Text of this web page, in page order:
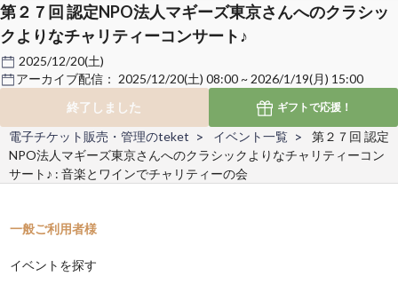
第２７回 認定NPO法人マギーズ東京さんへのクラシッ
クよりなチャリティーコンサート♪
2025/12/20(土)
アーカイブ配信： 2025/12/20(土) 08:00 ~ 2026/1/19(月) 15:00
終了しました
ギフトで応援！
電子チケット販売・管理のteket イベント一覧
第２７回 認定
NPO法人マギーズ東京さんへのクラシックよりなチャリティーコン
サート♪ : 音楽とワインでチャリティーの会
一般ご利用者様
イベントを探す